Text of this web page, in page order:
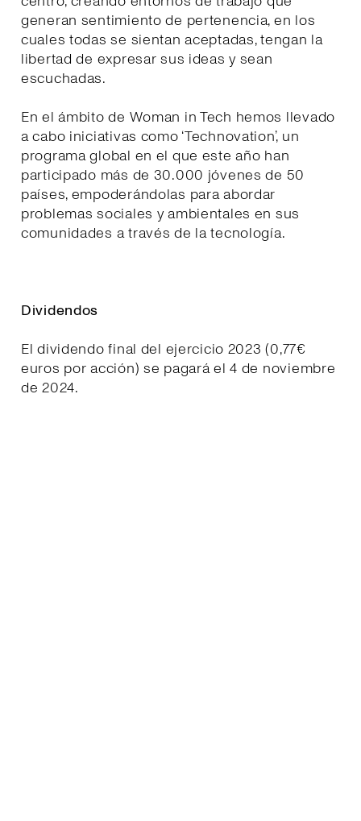
generan sentimiento de pertenencia, en los
cuales todas se sientan aceptadas, tengan la
libertad de expresar sus ideas y sean
escuchadas.
En el ámbito de Woman in Tech hemos llevado
a cabo iniciativas como ‘Technovation’, un
programa global en el que este año han
participado más de 30.000 jóvenes de 50
países, empoderándolas para abordar
problemas sociales y ambientales en sus
comunidades a través de la tecnología.
Dividendos
El dividendo final del ejercicio 2023 (0,77€
euros por acción) se pagará el 4 de noviembre
de 2024.